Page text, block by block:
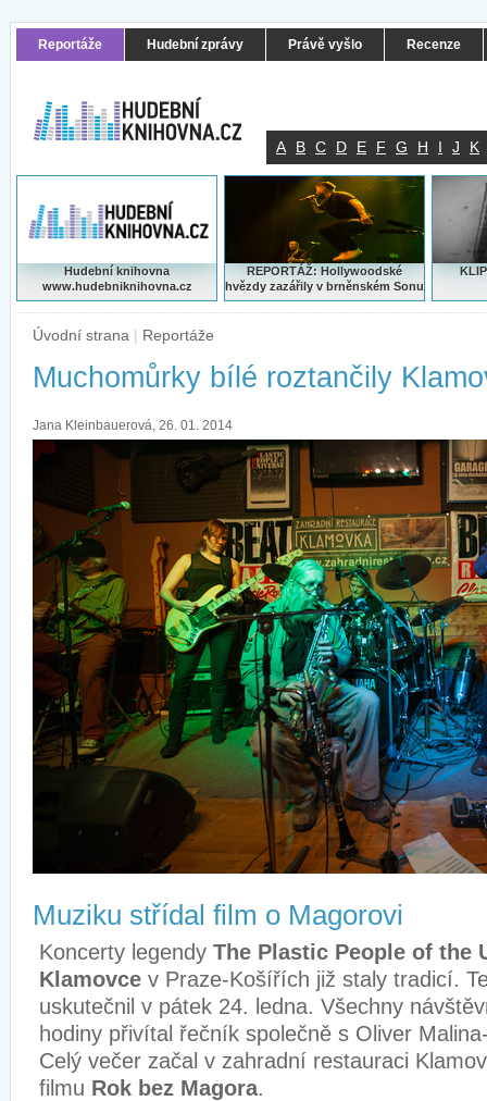
Reportáže Hudební zprávy Právě vyšlo Recenze
A B C D E F G H I J K
Hudební knihovna
www.hudebniknihovna.cz
REPORTÁŽ: Hollywoodské
hvězdy zazářily v brněnském Sonu
Úvodní strana | Reportáže
Muchomůrky bílé roztančily
Jana Kleinbauerová, 26. 01. 2014
Muziku střídal film o Magorovi
Koncerty legendy The Plastic People of the
Klamovce v Praze-Košířích již staly tradicí.
uskutečnil v pátek 24. ledna. Všechny
hodiny přivítal řečník společně s Oliver
Celý večer začal v zahradní restauraci
filmu Rok bez Magora.